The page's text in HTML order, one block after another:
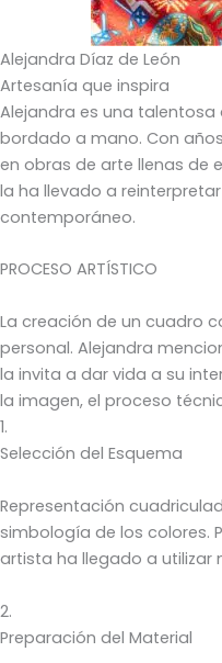
Alejandra Díaz de León
Artesanía que inspira
Alejandra es una
bordado a mano. Con
en obras de arte llenas de
la ha llevado a
contemporáneo.
PROCESO ARTÍSTICO
La creación de un cuadro
personal. Alejandra
la invita a dar vida a su
la imagen, el proceso
1.
Selección del Esquema
Representación
simbología de los colores.
artista ha llegado a utilizar
2.
Preparación del Material